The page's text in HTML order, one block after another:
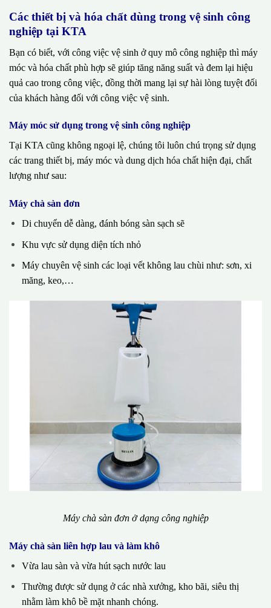
Các thiết bị và hóa chất dùng trong vệ sinh công
nghiệp tại KTA
Bạn có biết, với công việc vệ sinh ở quy mô công nghiệp thì máy
móc và hóa chất phù hợp sẽ giúp tăng năng suất và đem lại hiệu
quả cao trong công việc, đồng thời mang lại sự hài lòng tuyệt đối
của khách hàng đối với công việc vệ sinh.
Máy móc sử dụng trong vệ sinh công nghiệp
Tại KTA cũng không ngoại lệ, chúng tôi luôn chú trọng sử dụng
các trang thiết bị, máy móc và dung dịch hóa chất hiện đại, chất
lượng như sau:
Máy chà sàn đơn
Di chuyển dễ dàng, đánh bóng sàn sạch sẽ
Khu vực sử dụng diện tích nhỏ
Máy chuyên vệ sinh các loại vết không lau chùi như: sơn, xi
măng, keo,…
Máy chà sàn đơn ở dạng công nghiệp
Máy chà sàn liên hợp lau và làm khô
Vừa lau sàn và vừa hút sạch nước lau
Thường được sử dụng ở các nhà xưởng, kho bãi, siêu thị
nhằm làm khô bề mặt nhanh chóng.